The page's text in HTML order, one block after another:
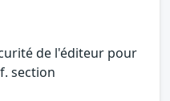
de l'éditeur pour
section